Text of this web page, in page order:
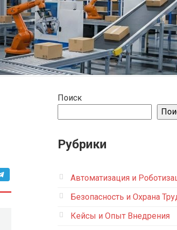
Поиск
Рубрики
Автоматизация и
Безопасность и Охрана
Кейсы и Опыт Внедрения